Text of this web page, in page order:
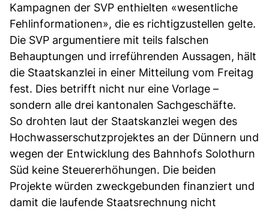
Kampagnen der SVP enthielten «wesentliche
Fehlinformationen», die es richtigzustellen gelte.
Die SVP argumentiere mit teils falschen
Behauptungen und irreführenden Aussagen, hält
die Staatskanzlei in einer Mitteilung vom Freitag
fest. Dies betrifft nicht nur eine Vorlage –
sondern alle drei kantonalen Sachgeschäfte.
So drohten laut der Staatskanzlei wegen des
Hochwasserschutzprojektes an der Dünnern und
wegen der Entwicklung des Bahnhofs Solothurn
Süd keine Steuererhöhungen. Die beiden
Projekte würden zweckgebunden finanziert und
damit die laufende Staatsrechnung nicht